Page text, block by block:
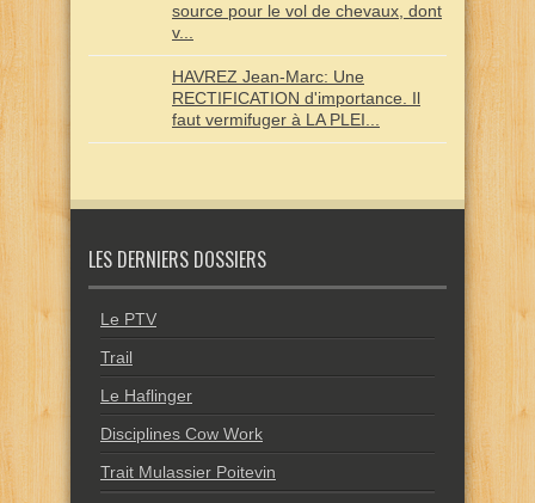
source pour le vol de chevaux, dont
v...
HAVREZ Jean-Marc: Une
RECTIFICATION d'importance. Il
faut vermifuger à LA PLEI...
LES DERNIERS DOSSIERS
Le PTV
Trail
Le Haflinger
Disciplines Cow Work
Trait Mulassier Poitevin